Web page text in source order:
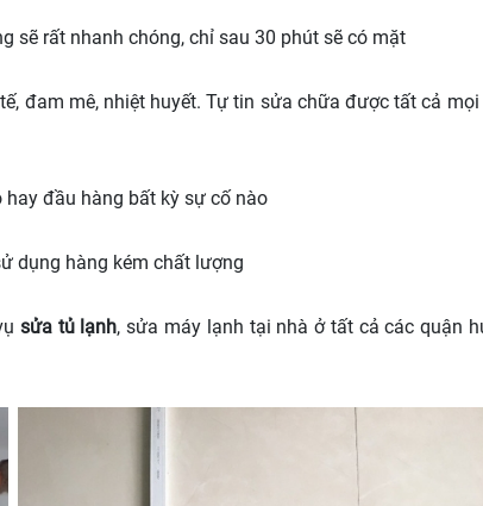
sẽ rất nhanh chóng, chỉ sau 30 phút sẽ có mặt
đam mê, nhiệt huyết. Tự tin sửa chữa được tất cả
đầu hàng bất kỳ sự cố nào
dụng hàng kém chất lượng
sửa tủ lạnh, sửa máy lạnh tại nhà ở tất cả các quận